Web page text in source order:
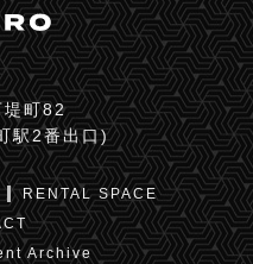
堤町82
駅2番出口)
RENTAL SPACE
Archive